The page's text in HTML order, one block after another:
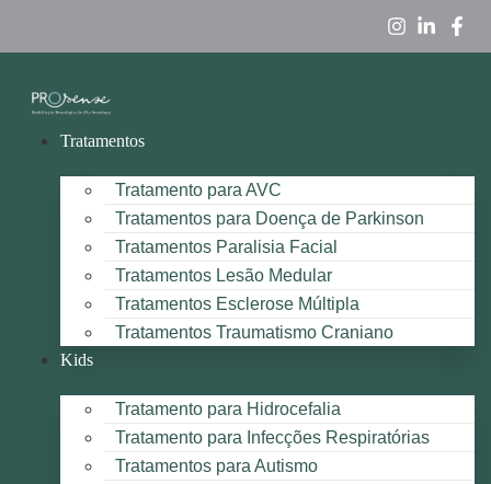
Tratamentos
Tratamento para AVC
Tratamentos para Doença de Parkinson
Tratamentos Paralisia Facial
Tratamentos Lesão Medular
Tratamentos Esclerose Múltipla
Tratamentos Traumatismo Craniano
Kids
Tratamento para Hidrocefalia
Tratamento para Infecções Respiratórias
Tratamentos para Autismo